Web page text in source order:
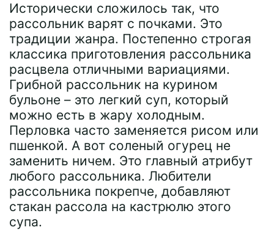
Исторически сложилось так, что
рассольник варят с почками. Это
традиции жанра. Постепенно строгая
классика приготовления рассольника
расцвела отличными вариациями.
Грибной рассольник на курином
бульоне – это легкий суп, который
можно есть в жару холодным.
Перловка часто заменяется рисом или
пшенкой. А вот соленый огурец не
заменить ничем. Это главный атрибут
любого рассольника. Любители
рассольника покрепче, добавляют
стакан рассола на кастрюлю этого
супа.